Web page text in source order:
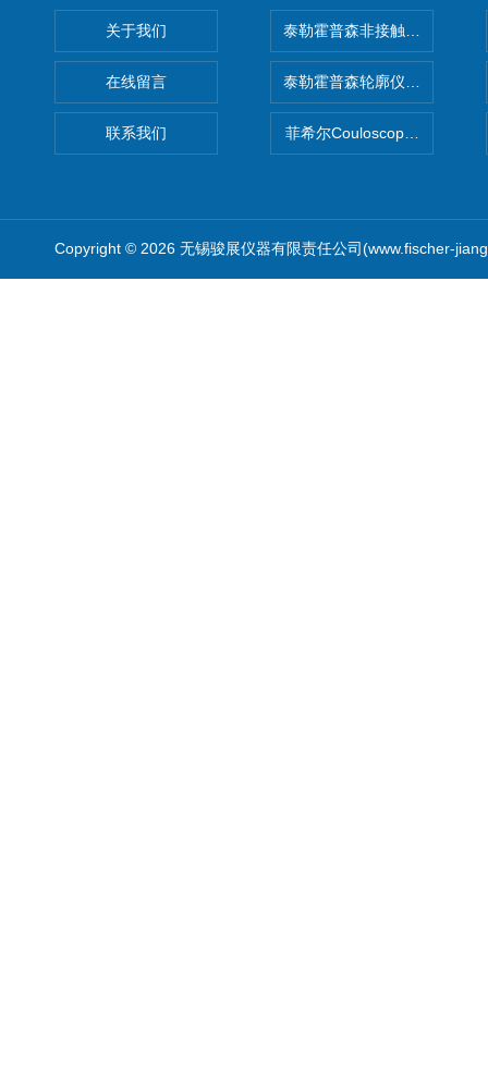
关于我们
在线留言
联系我们
泰勒霍普森非接触式轮廓仪
泰勒霍普森轮廓仪|TAYLOR
菲希尔Couloscope CMS2电
Copyright © 2026 无锡骏展仪器有限责任公司(www.fischer-